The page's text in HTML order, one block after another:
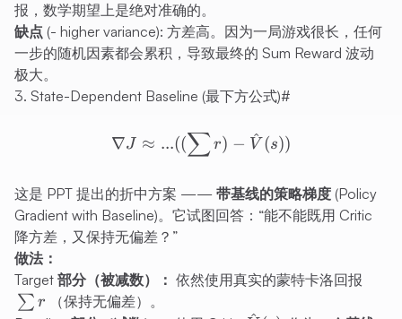
报，数学期望上是绝对准确的。
缺点 (- higher variance): 方差高。因为一局游戏很长，任何
一步的随机因素都会累积，导致最终的 Sum Reward 波动
极大。
3. State-Dependent Baseline (最下方公式)#
\nabla J \approx ...
∇J ≈ ...((∑r) − V
^(s))
这是 PPT 提出的折中方案 —— 带基线的策略梯度 (Policy
Gradient with Baseline)。它试图回答：“能不能既用 Critic
降方差，又保持无偏差？”
做法：
Target 部分（被减数）： 依然使用真实的蒙特卡洛回报
∑ r
（保持无偏差）。